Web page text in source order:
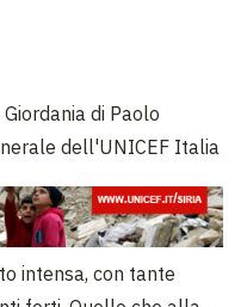
di Paolo
dell'UNICEF Italia
intensa, con tante